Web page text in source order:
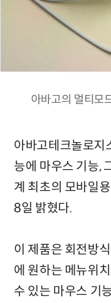
아바고의 멀티모
아바고테크놀로지
능에 마우스 기능,
계 최초의 모바일
8일 밝혔다.
이 제품은 회전방
에 원하는 메뉴위
수 있는 마우스 기